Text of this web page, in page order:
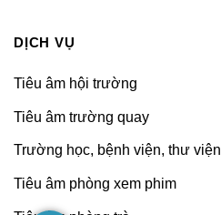
DỊCH VỤ
Tiêu âm hội trường
Tiêu âm trường quay
Trường học, bệnh viện, thư viện
Tiêu âm phòng xem phim